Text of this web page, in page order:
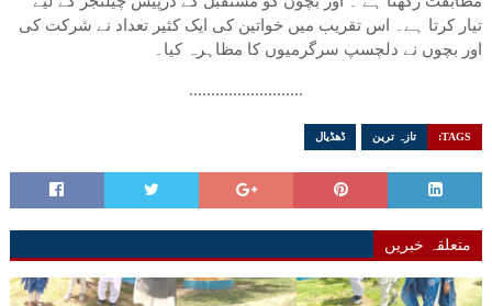
تیار کرتا ہے۔ اس تقریب میں خواتین کی ایک کثیر تعداد نے شرکت کی
اور بچوں نے دلچسپ سرگرمیوں کا مظاہرہ کیا۔
..........................
TAGS: تازہ ترین ڈھڈیال
متعلقہ خبریں